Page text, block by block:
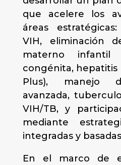
que acelere los
áreas
VIH, eliminación
materno
congénita, hepatitis
Plus), manejo
avanzada,
VIH/TB, y
mediante
integradas y
En el marco de